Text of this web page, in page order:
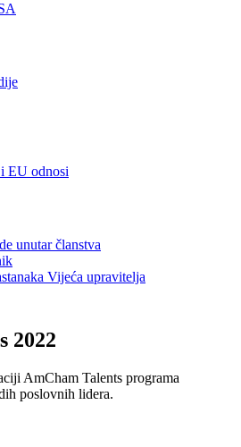
EU odnosi
unutar članstva
Vijeća upravitelja
2022
AmCham Talents programa
poslovnih lidera.